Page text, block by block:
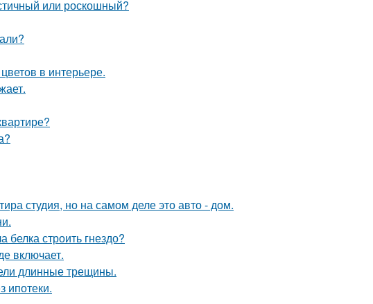
или роскошный?
в интерьере.
студия, но на самом деле это авто - дом.
строить гнездо?
включает.
длинные трещины.
ипотеки.